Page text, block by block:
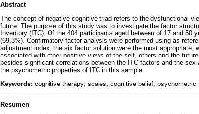
Abstract
The concept of negative cognitive triad refers to the dysfunctional
future. The purpose of this study was to investigate the factor
Inventory (ITC). Of the 404 participants aged between of 17 and 50
(69,3%). Confirmatory factor analysis were performed using as
adjustment index, the six factor solution were the most appropriate,
associated with other positive views of the self, others and the
besides significant correlations between the ITC factors and the
the psychometric properties of ITC in this sample.
Keywords: cognitive therapy; scales; cognitive belief; psychometric
Resumen